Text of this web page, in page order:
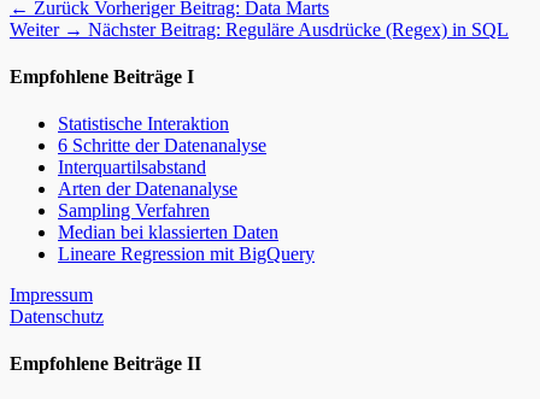
← Zurück Vorheriger Beitrag: Data Marts
Weiter → Nächster Beitrag: Reguläre Ausdrücke (Regex) in SQL
Empfohlene Beiträge I
Statistische Interaktion
6 Schritte der Datenanalyse
Interquartilsabstand
Arten der Datenanalyse
Sampling Verfahren
Median bei klassierten Daten
Lineare Regression mit BigQuery
Impressum
Datenschutz
Empfohlene Beiträge II